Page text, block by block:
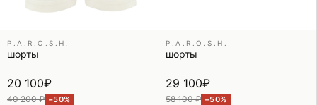
P.A.R.O.S.H.
шорты
20 100₽
40 200 ₽ −50%
P.A.R.O.S.H.
шорты
29 100₽
58 100 ₽ −50%